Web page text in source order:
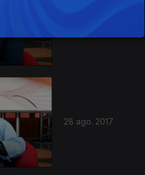
28 ago. 2017